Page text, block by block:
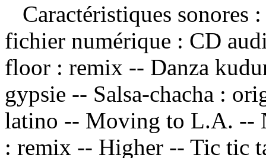
Caractéristiques sonores
fichier numérique : CD
floor : remix -- Danza
gypsie -- Salsa-chacha :
latino -- Moving to L.A. --
: remix -- Higher -- Tic tic